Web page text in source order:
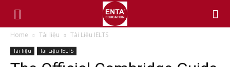
Home Tài liệu Tài Liệu IELTS
Tài liệu Tài Liệu IELTS